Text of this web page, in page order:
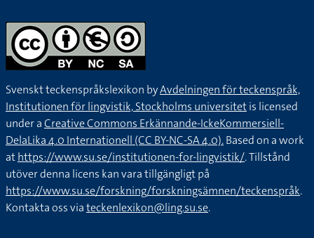
Svenskt teckenspråkslexikon byAvdelningen för teckenspråk,
Institutionen för lingvistik, Stockholms universitetis licensed
under aCreative Commons Erkännande-IckeKommersiell-
DelaLika 4.0 Internationell (CC BY-NC-SA 4.0).Based on a work
athttps://www.su.se/institutionen-for-lingvistik/. Tillstånd
utöver denna licens kan vara tillgängligt på
https://www.su.se/forskning/forskningsämnen/teckenspråk.
Kontakta oss viateckenlexikon@ling.su.se.